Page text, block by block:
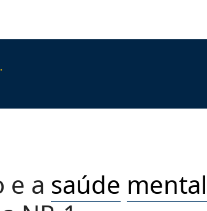
e a saúde mental